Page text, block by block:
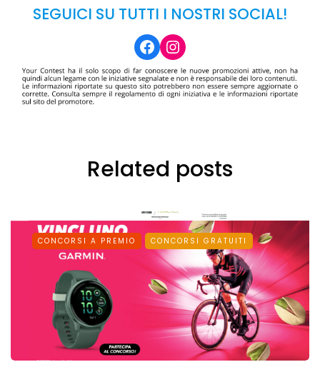
SEGUICI SU TUTTI I NOSTRI SOCIAL!
Facebook
Instagram
Related posts
CONCORSI A PREMIO CONCORSI GRATUITI